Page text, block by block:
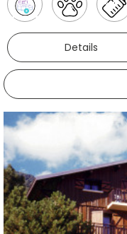
Details